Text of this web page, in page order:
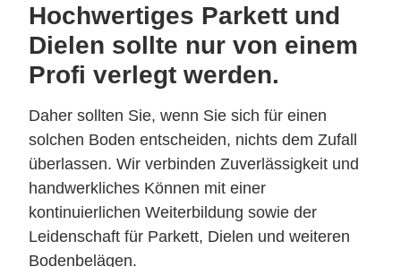
Hochwertiges Parkett und
Dielen sollte nur von einem
Profi verlegt werden.
Daher sollten Sie, wenn Sie sich für einen
solchen Boden entscheiden, nichts dem Zufall
überlassen. Wir verbinden Zuverlässigkeit und
handwerkliches Können mit einer
kontinuierlichen Weiterbildung sowie der
Leidenschaft für Parkett, Dielen und weiteren
Bodenbelägen.